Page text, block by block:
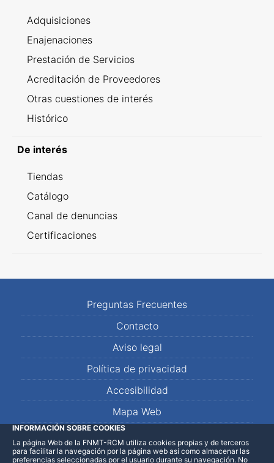
Adquisiciones
Enajenaciones
Prestación de Servicios
Acreditación de Proveedores
Otras cuestiones de interés
Histórico
De interés
Tiendas
Catálogo
Canal de denuncias
Certificaciones
Preguntas Frecuentes
Contacto
Aviso legal
Política de privacidad
Accesibilidad
Mapa Web
LinkedInFacebookWhatsApp
INFORMACIÓN SOBRE COOKIES
La página Web de la FNMT-RCM utiliza cookies propias y de terceros
para facilitar la navegación por la página web así como almacenar las
preferencias seleccionadas por el usuario durante su navegación. No